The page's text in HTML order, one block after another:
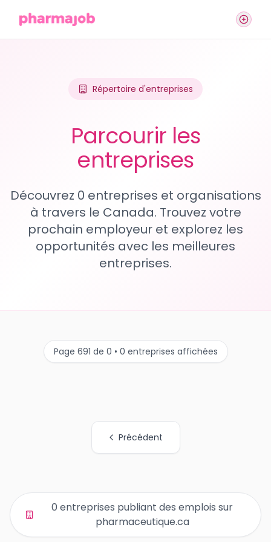
Répertoire d'entreprises
Parcourir les
entreprises
Découvrez 0 entreprises et organisations
à travers le Canada. Trouvez votre
prochain employeur et explorez les
opportunités avec les meilleures
entreprises.
Page 691 de 0 • 0 entreprises affichées
Précédent
0 entreprises publiant des emplois sur
pharmaceutique.ca